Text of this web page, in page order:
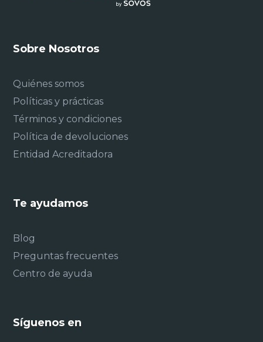
Sobre Nosotros
Quiénes somos
Políticas y prácticas
Términos y condiciones
Política de devoluciones
Entidad Acreditadora
Te ayudamos
Blog
Preguntas frecuentes
Centro de ayuda
Síguenos en